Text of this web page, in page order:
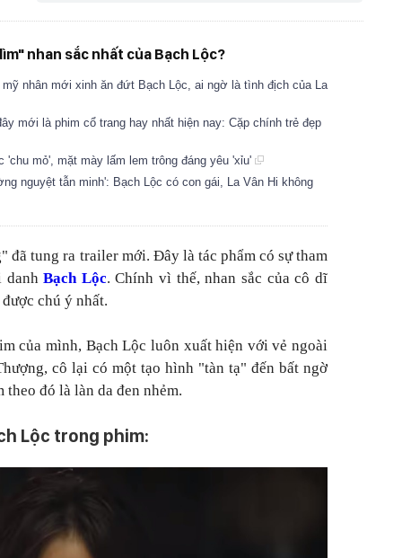
nhan sắc nhất của Bạch Lộc?
nhân mới xinh ăn đứt Bạch Lộc, ai ngờ là tình địch của La
mới là phim cổ trang hay nhất hiện nay: Cặp chính trẻ đẹp
mỏ', mặt mày lấm lem trông đáng yêu 'xỉu'
nguyệt tẫn minh': Bạch Lộc có con gái, La Vân Hi không
đã tung ra trailer mới. Đây là tác phẩm có sự tham
danhBạch Lộc. Chính vì thế, nhan sắc của cô dĩ
chú ý nhất.
của mình, Bạch Lộc luôn xuất hiện với vẻ ngoài
cô lại có một tạo hình "tàn tạ" đến bất ngờ
đó là làn da đen nhẻm.
Lộc trong phim: